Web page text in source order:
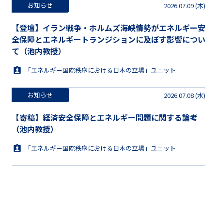
お知らせ 2026.07.09 (木)
【登壇】イラン戦争・ホルムズ海峡情勢がエネルギー安
全保障とエネルギートランジションに及ぼす影響につい
て（池内教授）
「エネルギー国際秩序における日本の立場」ユニット
お知らせ 2026.07.08 (水)
【寄稿】経済安全保障とエネルギー問題に関する論考
（池内教授）
「エネルギー国際秩序における日本の立場」ユニット